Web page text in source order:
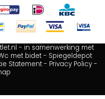
- in samenwerking met
met bidet - Spiegeldepot
Statement- Privacy Policy-